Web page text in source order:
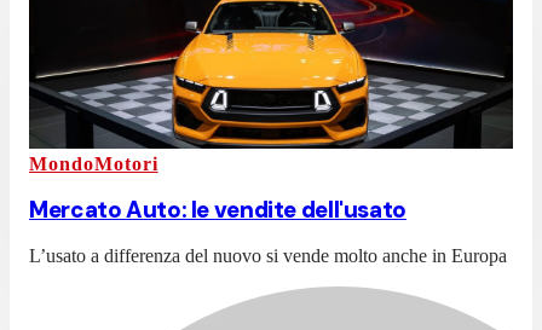
MondoMotori
Mercato Auto: le vendite dell'usato
L’usato a differenza del nuovo si vende molto anche in Europa